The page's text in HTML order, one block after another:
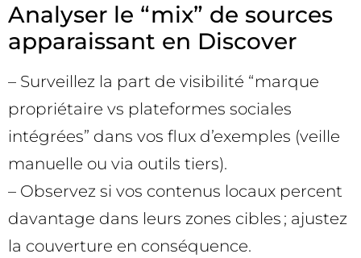
Analyser le “mix” de sources
apparaissant en Discover
– Surveillez la part de visibilité “marque
propriétaire vs plateformes sociales
intégrées” dans vos flux d’exemples (veille
manuelle ou via outils tiers).
– Observez si vos contenus locaux percent
davantage dans leurs zones cibles ; ajustez
la couverture en conséquence.